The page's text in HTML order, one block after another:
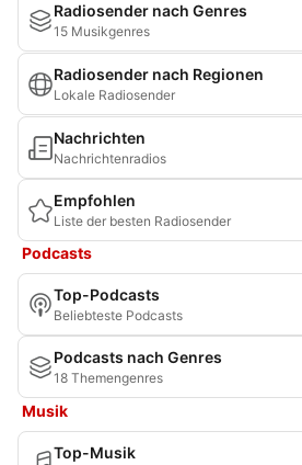
Radiosender nach Genres
15 Musikgenres
Radiosender nach Regionen
Lokale Radiosender
Nachrichten
Nachrichtenradios
Empfohlen
Liste der besten Radiosender
Podcasts
Top-Podcasts
Beliebteste Podcasts
Podcasts nach Genres
18 Themengenres
Musik
Top-Musik